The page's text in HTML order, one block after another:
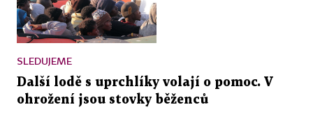
SLEDUJEME
Další lodě s uprchlíky volají o pomoc. V
ohrožení jsou stovky běženců